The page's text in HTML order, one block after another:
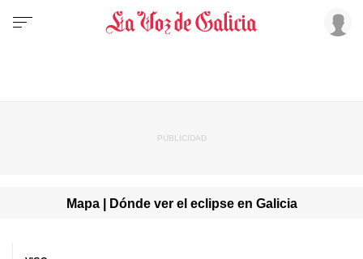
Mapa | Dónde ver el eclipse en Galicia